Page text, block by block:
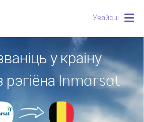
Увайсці
у краіну
рэгіёна Inmarsat